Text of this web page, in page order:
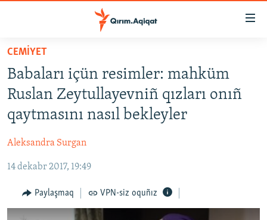
Esas
qaytmaq
Baş
navigatsiyağa
qaytmaq
Qıdıruvğa
HABERLER
SİYASET
İQTİSADİYAT
MEDENİYET
İNSAN AQLARI
VİDEO
CEMİYET
Babaları içün resimler: mahküm
Ruslan Zeytullayevniñ qızları onıñ
qaytmasını nasıl bekleyler
Aleksandra Surgan
14 dekabr 2017, 19:49
Paylaşmaq VPN-siz oquñız